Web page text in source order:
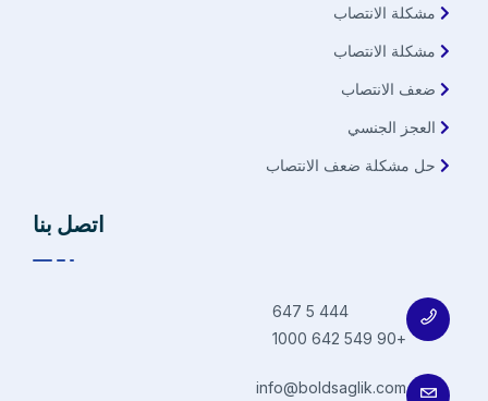
مشكلة الانتصاب
مشكلة الانتصاب
ضعف الانتصاب
العجز الجنسي
حل مشكلة ضعف الانتصاب
اتصل بنا
+90 549 642 1000
info@boldsaglik.com